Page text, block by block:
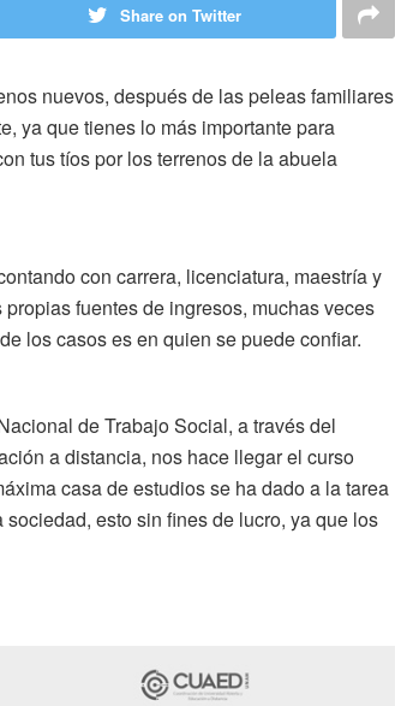
Share on Twitter
nuevos, después de las peleas familiares
ya que tienes lo más importante para
tus tíos por los terrenos de la abuela
con carrera, licenciatura, maestría y
fuentes de ingresos, muchas veces
los casos es en quien se puede confiar.
de Trabajo Social, a través del
a distancia, nos hace llegar el curso
casa de estudios se ha dado a la tarea
esto sin fines de lucro, ya que los